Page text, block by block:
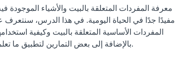
معرفة المفردات المتعلقة بالبيت والأشياء الموجودة
مفيدًا جدًا في الحياة اليومية. في هذا الدرس،
المفردات الأساسية المتعلقة بالبيت وكيفية
بالإضافة إلى بعض التمارين لتطبيق ما تعلمناه.